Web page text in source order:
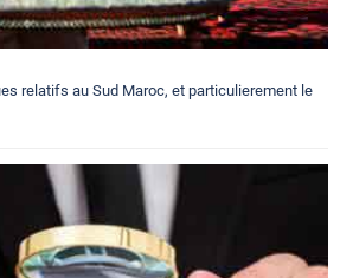
relatifs au Sud Maroc, et particulierement le